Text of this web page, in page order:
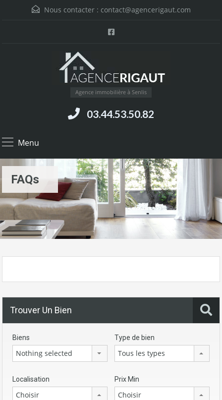
Nous contacter : contact@agencerigaut.com
Agence immobilière à Senlis
03.44.53.50.82
Menu
FAQs
Trouver Un Bien
Biens
Nothing selected
Type de bien
Tous les types
Localisation
Choisir
Prix Min
Choisir